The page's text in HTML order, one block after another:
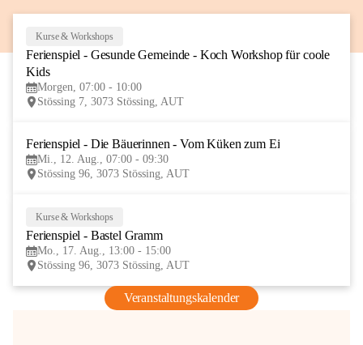
AUG
Kurse & Workshops
Ferienspiel - Gesunde Gemeinde - Koch Workshop für coole
Kids
Morgen, 07:00 - 10:00
Stössing 7, 3073 Stössing, AUT
Ferienspiel - Die Bäuerinnen - Vom Küken zum Ei
Mi., 12. Aug., 07:00 - 09:30
Stössing 96, 3073 Stössing, AUT
Kurse & Workshops
Ferienspiel - Bastel Gramm
Mo., 17. Aug., 13:00 - 15:00
Stössing 96, 3073 Stössing, AUT
Veranstaltungskalender